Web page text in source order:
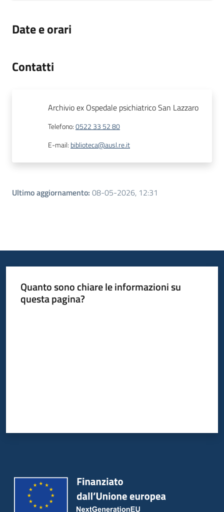
Date e orari
Contatti
Archivio ex Ospedale psichiatrico San Lazzaro
Telefono:0522 33 52 80
E-mail: biblioteca@ausl.re.it
Ultimo aggiornamento: 08-05-2026, 12:31
Quanto sono chiare le informazioni su
questa pagina?